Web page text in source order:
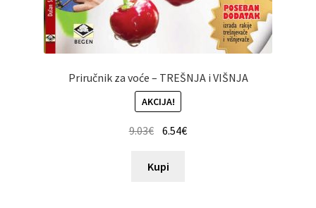
Priručnik za voće – TREŠNJA i VIŠNJA
AKCIJA!
9.03€ 6.54€
Kupi